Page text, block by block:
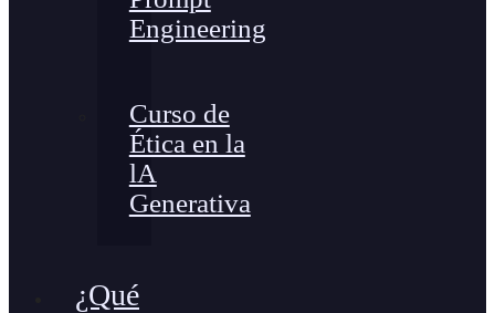
Engineering
Curso de
Ética en la
lA
Generativa
¿Qué